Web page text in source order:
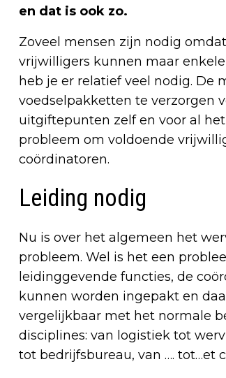
en dat is ook zo.
Zoveel mensen zijn nodig
vrijwilligers kunnen maar
heb je er relatief veel nodig. De
voedselpakketten te verzorgen
uitgiftepunten zelf en voor al
probleem om voldoende
coördinatoren.
Leiding nodig
Nu is over het algemeen het
probleem. Wel is het een
leidinggevende functies, de
kunnen worden ingepakt en
vergelijkbaar met het normale
disciplines: van logistiek tot
tot bedrijfsbureau, van …. tot…et